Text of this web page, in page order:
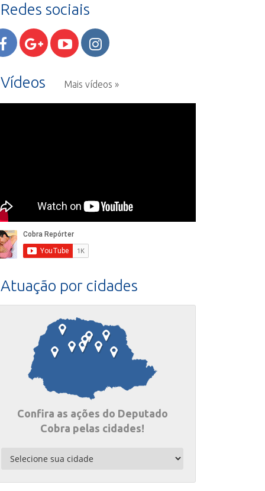
Redes sociais
Vídeos Mais vídeos »
Atuação por cidades
Confira as ações do Deputado
Cobra pelas cidades!